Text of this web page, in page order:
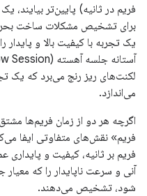
فریم در ثانیه) پایین‌تر
برای تشخیص مشکلات ساخت
یک تجربه با کیفیت بالا و
می‌اندازد.
اگرچه هر دو از زمان فریم‌ها
فریم بر ثانیه، کیفیت و پایداری
آنی و سرعت ناپایدار را که
شود، تشخیص می‌دهند.